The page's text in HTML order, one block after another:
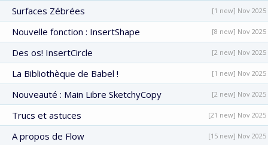
Surfaces Zébrées [1 new] Nov 2025
Nouvelle fonction : InsertShape [8 new] Nov 2025
Des os! InsertCircle [2 new] Nov 2025
La Bibliothèque de Babel ! [1 new] Nov 2025
Nouveauté : Main Libre SketchyCopy [2 new] Nov 2025
Trucs et astuces [21 new] Nov 2025
A propos de Flow [15 new] Nov 2025